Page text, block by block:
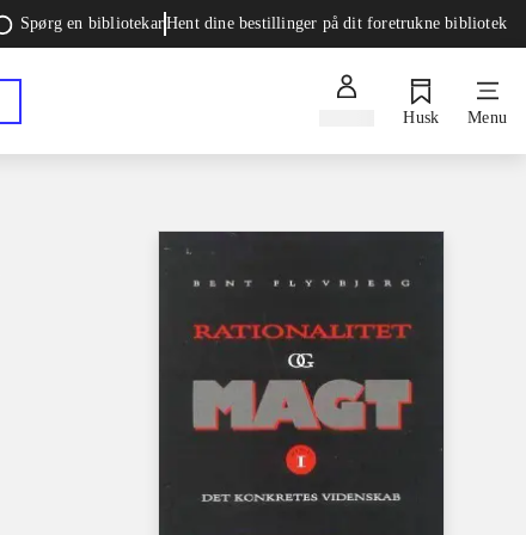
Spørg en bibliotekarHent dine bestillinger på dit foretrukne bibliotek
Husk Menu